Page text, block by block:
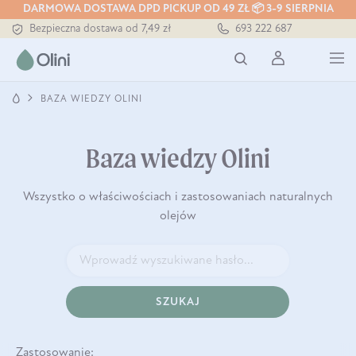
DARMOWA DOSTAWA DPD PICKUP OD 49 ZŁ 📦 3-9 SIERPNIA
Bezpieczna dostawa od 7,49 zł
Darmowa dostawa od 199 zł
Tłoczony zawsze na zimno
693 222 687
BAZA WIEDZY OLINI
Baza wiedzy Olini
Wszystko o właściwościach i zastosowaniach naturalnych
olejów
SZUKAJ
Zastosowanie: